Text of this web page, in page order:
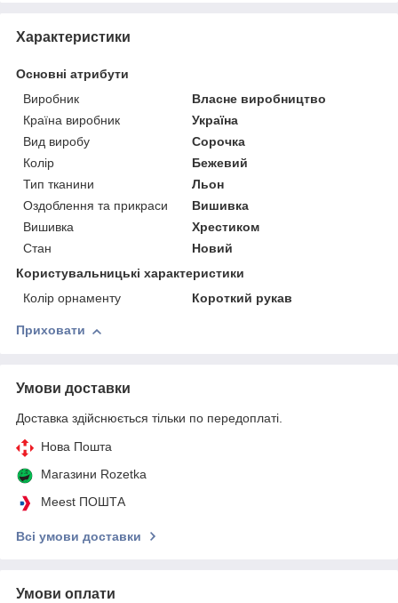
Характеристики
Основні атрибути
Виробник
Власне виробництво
Країна виробник
Україна
Вид виробу
Сорочка
Колір
Бежевий
Тип тканини
Льон
Оздоблення та прикраси
Вишивка
Вишивка
Хрестиком
Стан
Новий
Користувальницькі характеристики
Колір орнаменту
Короткий рукав
Приховати
Умови доставки
Доставка здійснюється тільки по передоплаті.
Нова Пошта
Магазини Rozetka
Meest ПОШТА
Всі умови доставки
Умови оплати